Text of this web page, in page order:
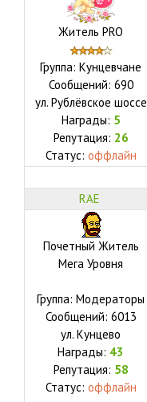
Житель PRO
Группа: Кунцевчане
Сообщений: 690
ул. Рублёвское шоссе
Награды: 5
Репутация: 26
Статус: оффлайн
RAE
Почетный Житель
Мега Уровня
Группа: Модераторы
Сообщений: 6013
ул. Кунцево
Награды: 43
Репутация: 58
Статус: оффлайн